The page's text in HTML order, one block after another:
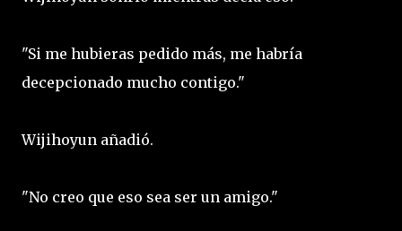
"Si me hubieras pedido más, me habría
decepcionado mucho contigo."
Wijihoyun añadió.
"No creo que eso sea ser un amigo."